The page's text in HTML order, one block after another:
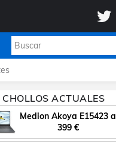
CHOLLOS ACTUALES
Medion Akoya E15423 a
399 €